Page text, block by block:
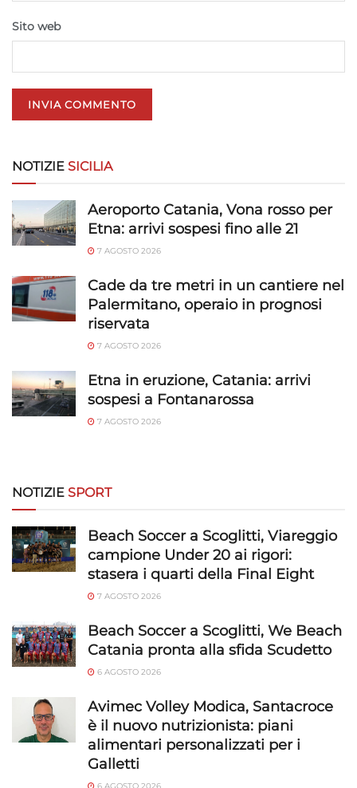
Sito web
NOTIZIE SICILIA
Aeroporto Catania, Vona rosso per
Etna: arrivi sospesi fino alle 21
7 AGOSTO 2026
Cade da tre metri in un cantiere nel
Palermitano, operaio in prognosi
riservata
7 AGOSTO 2026
Etna in eruzione, Catania: arrivi
sospesi a Fontanarossa
7 AGOSTO 2026
NOTIZIE SPORT
Beach Soccer a Scoglitti, Viareggio
campione Under 20 ai rigori:
stasera i quarti della Final Eight
7 AGOSTO 2026
Beach Soccer a Scoglitti, We Beach
Catania pronta alla sfida Scudetto
6 AGOSTO 2026
Avimec Volley Modica, Santacroce
è il nuovo nutrizionista: piani
alimentari personalizzati per i
Galletti
6 AGOSTO 2026